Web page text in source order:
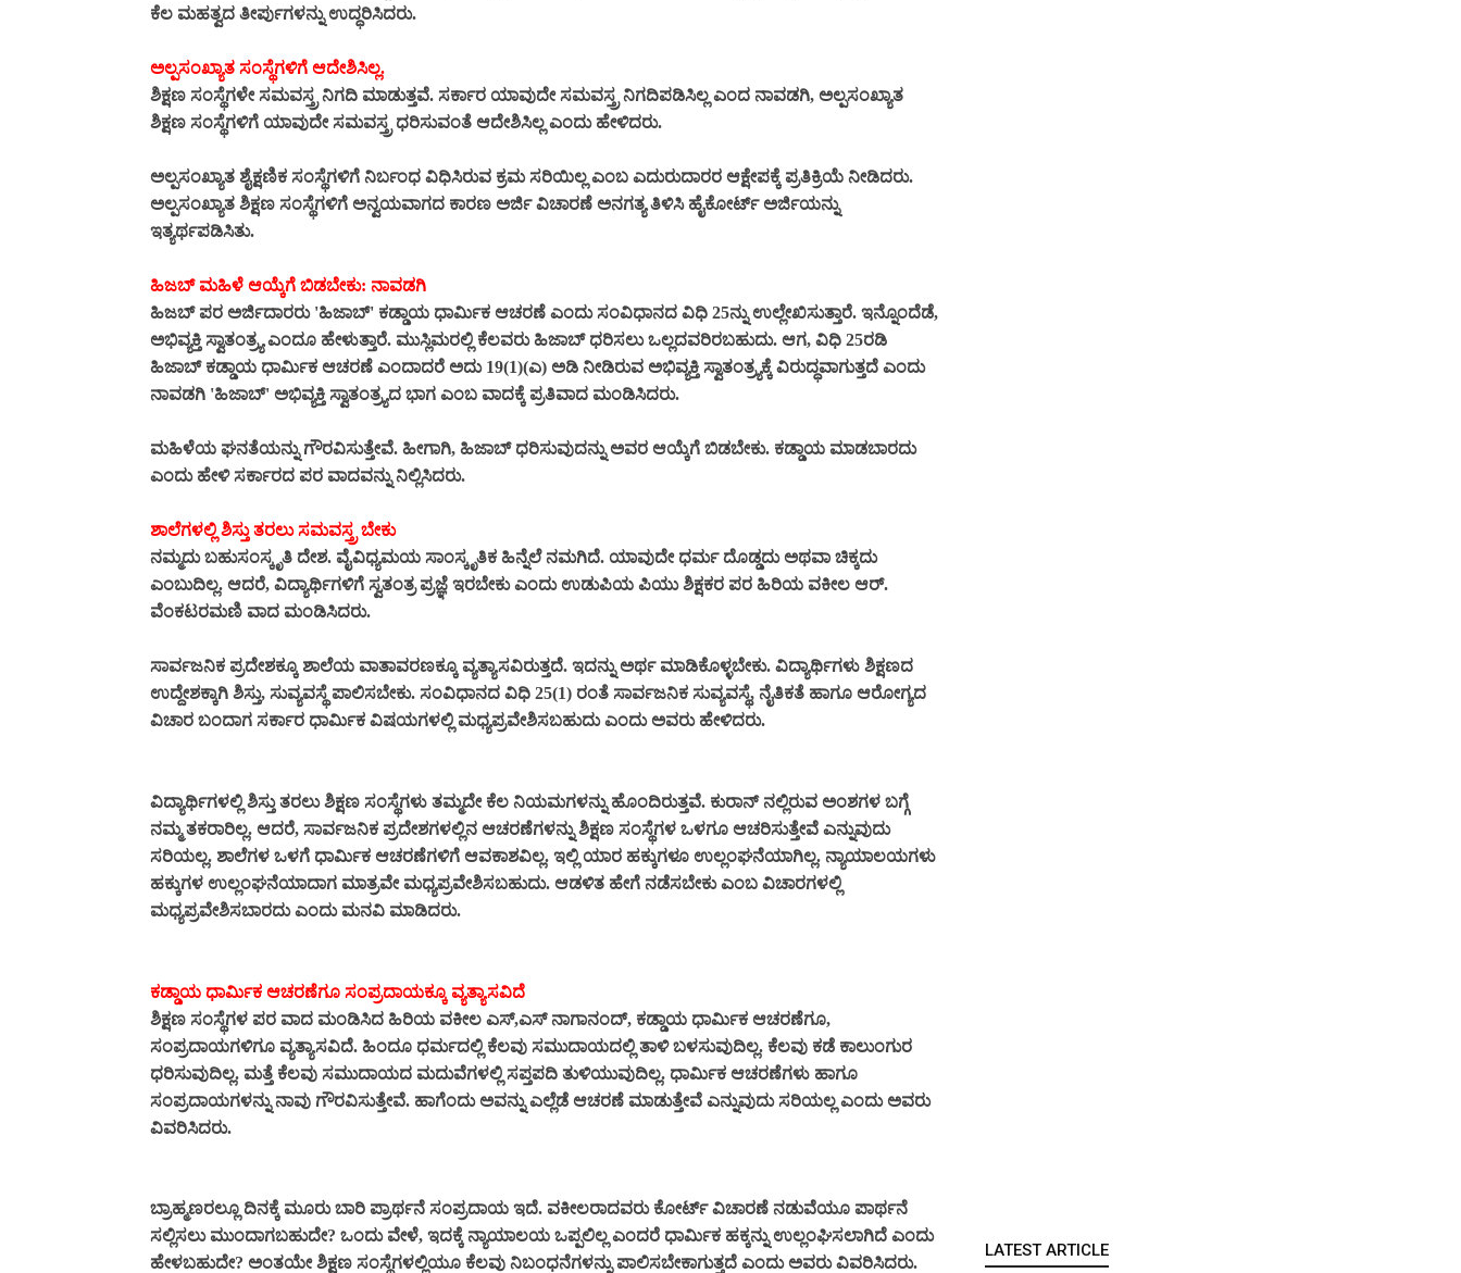
ಕೆಲ ಮಹತ್ವದ ತೀರ್ಪುಗಳನ್ನು ಉದ್ಧರಿಸಿದರು.
ಅಲ್ಪಸಂಖ್ಯಾತ ಸಂಸ್ಥೆಗಳಿಗೆ ಆದೇಶಿಸಿಲ್ಲ.
ಶಿಕ್ಷಣ ಸಂಸ್ಥೆಗಳೇ ಸಮವಸ್ತ್ರ ನಿಗದಿ ಮಾಡುತ್ತವೆ. ಸರ್ಕಾರ ಯಾವುದೇ ಸಮವಸ್ತ್ರ ನಿಗದಿಪಡಿಸಿಲ್ಲ ಎಂದ ನಾವಡಗಿ, ಅಲ್ಪಸಂಖ್ಯಾತ
ಶಿಕ್ಷಣ ಸಂಸ್ಥೆಗಳಿಗೆ ಯಾವುದೇ ಸಮವಸ್ತ್ರ ಧರಿಸುವಂತೆ ಆದೇಶಿಸಿಲ್ಲ ಎಂದು ಹೇಳಿದರು.
ಅಲ್ಪಸಂಖ್ಯಾತ ಶೈಕ್ಷಣಿಕ ಸಂಸ್ಥೆಗಳಿಗೆ ನಿರ್ಬಂಧ ವಿಧಿಸಿರುವ ಕ್ರಮ ಸರಿಯಿಲ್ಲ ಎಂಬ ಎದುರುದಾರರ ಆಕ್ಷೇಪಕ್ಕೆ ಪ್ರತಿಕ್ರಿಯೆ ನೀಡಿದರು.
ಅಲ್ಪಸಂಖ್ಯಾತ ಶಿಕ್ಷಣ ಸಂಸ್ಥೆಗಳಿಗೆ ಅನ್ವಯವಾಗದ ಕಾರಣ ಅರ್ಜಿ ವಿಚಾರಣೆ ಅನಗತ್ಯ ತಿಳಿಸಿ ಹೈಕೋರ್ಟ್ ಅರ್ಜಿಯನ್ನು
ಇತ್ಯರ್ಥಪಡಿಸಿತು.
ಹಿಜಬ್ ಮಹಿಳೆ ಆಯ್ಕೆಗೆ ಬಿಡಬೇಕು: ನಾವಡಗಿ
ಹಿಜಬ್ ಪರ ಅರ್ಜಿದಾರರು 'ಹಿಜಾಬ್' ಕಡ್ಡಾಯ ಧಾರ್ಮಿಕ ಆಚರಣೆ ಎಂದು ಸಂವಿಧಾನದ ವಿಧಿ 25ನ್ನು ಉಲ್ಲೇಖಿಸುತ್ತಾರೆ. ಇನ್ನೊಂದೆಡೆ,
ಅಭಿವ್ಯಕ್ತಿ ಸ್ವಾತಂತ್ರ್ಯ ಎಂದೂ ಹೇಳುತ್ತಾರೆ. ಮುಸ್ಲಿಮರಲ್ಲಿ ಕೆಲವರು ಹಿಜಾಬ್ ಧರಿಸಲು ಒಲ್ಲದವರಿರಬಹುದು. ಆಗ, ವಿಧಿ 25ರಡಿ
ಹಿಜಾಬ್ ಕಡ್ಡಾಯ ಧಾರ್ಮಿಕ ಆಚರಣೆ ಎಂದಾದರೆ ಅದು 19(1)(ಎ) ಅಡಿ ನೀಡಿರುವ ಅಭಿವ್ಯಕ್ತಿ ಸ್ವಾತಂತ್ರ್ಯಕ್ಕೆ ವಿರುದ್ಧವಾಗುತ್ತದೆ ಎಂದು
ನಾವಡಗಿ 'ಹಿಜಾಬ್' ಅಭಿವ್ಯಕ್ತಿ ಸ್ವಾತಂತ್ರ್ಯದ ಭಾಗ ಎಂಬ ವಾದಕ್ಕೆ ಪ್ರತಿವಾದ ಮಂಡಿಸಿದರು.
ಮಹಿಳೆಯ ಘನತೆಯನ್ನು ಗೌರವಿಸುತ್ತೇವೆ. ಹೀಗಾಗಿ, ಹಿಜಾಬ್ ಧರಿಸುವುದನ್ನು ಅವರ ಆಯ್ಕೆಗೆ ಬಿಡಬೇಕು. ಕಡ್ಡಾಯ ಮಾಡಬಾರದು
ಎಂದು ಹೇಳಿ ಸರ್ಕಾರದ ಪರ ವಾದವನ್ನು ನಿಲ್ಲಿಸಿದರು.
ಶಾಲೆಗಳಲ್ಲಿ ಶಿಸ್ತು ತರಲು ಸಮವಸ್ತ್ರ ಬೇಕು
ನಮ್ಮದು ಬಹುಸಂಸ್ಕೃತಿ ದೇಶ. ವೈವಿಧ್ಯಮಯ ಸಾಂಸ್ಕೃತಿಕ ಹಿನ್ನೆಲೆ ನಮಗಿದೆ. ಯಾವುದೇ ಧರ್ಮ ದೊಡ್ಡದು ಅಥವಾ ಚಿಕ್ಕದು
ಎಂಬುದಿಲ್ಲ. ಆದರೆ, ವಿದ್ಯಾರ್ಥಿಗಳಿಗೆ ಸ್ವತಂತ್ರ ಪ್ರಜ್ಞೆ ಇರಬೇಕು ಎಂದು ಉಡುಪಿಯ ಪಿಯು ಶಿಕ್ಷಕರ ಪರ ಹಿರಿಯ ವಕೀಲ ಆರ್.
ವೆಂಕಟರಮಣಿ ವಾದ ಮಂಡಿಸಿದರು.
ಸಾರ್ವಜನಿಕ ಪ್ರದೇಶಕ್ಕೂ ಶಾಲೆಯ ವಾತಾವರಣಕ್ಕೂ ವ್ಯತ್ಯಾಸವಿರುತ್ತದೆ. ಇದನ್ನು ಅರ್ಥ ಮಾಡಿಕೊಳ್ಳಬೇಕು. ವಿದ್ಯಾರ್ಥಿಗಳು ಶಿಕ್ಷಣದ
ಉದ್ದೇಶಕ್ಕಾಗಿ ಶಿಸ್ತು, ಸುವ್ಯವಸ್ಥೆ ಪಾಲಿಸಬೇಕು. ಸಂವಿಧಾನದ ವಿಧಿ 25(1) ರಂತೆ ಸಾರ್ವಜನಿಕ ಸುವ್ಯವಸ್ಥೆ, ನೈತಿಕತೆ ಹಾಗೂ ಆರೋಗ್ಯದ
ವಿಚಾರ ಬಂದಾಗ ಸರ್ಕಾರ ಧಾರ್ಮಿಕ ವಿಷಯಗಳಲ್ಲಿ ಮಧ್ಯಪ್ರವೇಶಿಸಬಹುದು ಎಂದು ಅವರು ಹೇಳಿದರು.
ವಿದ್ಯಾರ್ಥಿಗಳಲ್ಲಿ ಶಿಸ್ತು ತರಲು ಶಿಕ್ಷಣ ಸಂಸ್ಥೆಗಳು ತಮ್ಮದೇ ಕೆಲ ನಿಯಮಗಳನ್ನು ಹೊಂದಿರುತ್ತವೆ. ಕುರಾನ್ ನಲ್ಲಿರುವ ಅಂಶಗಳ ಬಗ್ಗೆ
ನಮ್ಮ ತಕರಾರಿಲ್ಲ. ಆದರೆ, ಸಾರ್ವಜನಿಕ ಪ್ರದೇಶಗಳಲ್ಲಿನ ಆಚರಣೆಗಳನ್ನು ಶಿಕ್ಷಣ ಸಂಸ್ಥೆಗಳ ಒಳಗೂ ಆಚರಿಸುತ್ತೇವೆ ಎನ್ನುವುದು
ಸರಿಯಲ್ಲ. ಶಾಲೆಗಳ ಒಳಗೆ ಧಾರ್ಮಿಕ ಆಚರಣೆಗಳಿಗೆ ಆವಕಾಶವಿಲ್ಲ. ಇಲ್ಲಿ ಯಾರ ಹಕ್ಕುಗಳೂ ಉಲ್ಲಂಘನೆಯಾಗಿಲ್ಲ. ನ್ಯಾಯಾಲಯಗಳು
ಹಕ್ಕುಗಳ ಉಲ್ಲಂಘನೆಯಾದಾಗ ಮಾತ್ರವೇ ಮಧ್ಯಪ್ರವೇಶಿಸಬಹುದು. ಆಡಳಿತ ಹೇಗೆ ನಡೆಸಬೇಕು ಎಂಬ ವಿಚಾರಗಳಲ್ಲಿ
ಮಧ್ಯಪ್ರವೇಶಿಸಬಾರದು ಎಂದು ಮನವಿ ಮಾಡಿದರು.
ಕಡ್ಡಾಯ ಧಾರ್ಮಿಕ ಆಚರಣೆಗೂ ಸಂಪ್ರದಾಯಕ್ಕೂ ವ್ಯತ್ಯಾಸವಿದೆ
ಶಿಕ್ಷಣ ಸಂಸ್ಥೆಗಳ ಪರ ವಾದ ಮಂಡಿಸಿದ ಹಿರಿಯ ವಕೀಲ ಎಸ್,ಎಸ್ ನಾಗಾನಂದ್, ಕಡ್ಡಾಯ ಧಾರ್ಮಿಕ ಆಚರಣೆಗೂ,
ಸಂಪ್ರದಾಯಗಳಿಗೂ ವ್ಯತ್ಯಾಸವಿದೆ. ಹಿಂದೂ ಧರ್ಮದಲ್ಲಿ ಕೆಲವು ಸಮುದಾಯದಲ್ಲಿ ತಾಳಿ ಬಳಸುವುದಿಲ್ಲ. ಕೆಲವು ಕಡೆ ಕಾಲುಂಗುರ
ಧರಿಸುವುದಿಲ್ಲ. ಮತ್ತೆ ಕೆಲವು ಸಮುದಾಯದ ಮದುವೆಗಳಲ್ಲಿ ಸಪ್ತಪದಿ ತುಳಿಯುವುದಿಲ್ಲ. ಧಾರ್ಮಿಕ ಆಚರಣೆಗಳು ಹಾಗೂ
ಸಂಪ್ರದಾಯಗಳನ್ನು ನಾವು ಗೌರವಿಸುತ್ತೇವೆ. ಹಾಗೆಂದು ಅವನ್ನು ಎಲ್ಲೆಡೆ ಆಚರಣೆ ಮಾಡುತ್ತೇವೆ ಎನ್ನುವುದು ಸರಿಯಲ್ಲ ಎಂದು ಅವರು
ವಿವರಿಸಿದರು.
ಬ್ರಾಹ್ಮಣರಲ್ಲೂ ದಿನಕ್ಕೆ ಮೂರು ಬಾರಿ ಪ್ರಾರ್ಥನೆ ಸಂಪ್ರದಾಯ ಇದೆ. ವಕೀಲರಾದವರು ಕೋರ್ಟ್ ವಿಚಾರಣೆ ನಡುವೆಯೂ ಪಾರ್ಥನೆ
ಸಲ್ಲಿಸಲು ಮುಂದಾಗಬಹುದೇ? ಒಂದು ವೇಳೆ, ಇದಕ್ಕೆ ನ್ಯಾಯಾಲಯ ಒಪ್ಪಲಿಲ್ಲ ಎಂದರೆ ಧಾರ್ಮಿಕ ಹಕ್ಕನ್ನು ಉಲ್ಲಂಘಿಸಲಾಗಿದೆ ಎಂದು
ಹೇಳಬಹುದೇ? ಅಂತಯೇ ಶಿಕ್ಷಣ ಸಂಸ್ಥೆಗಳಲ್ಲಿಯೂ ಕೆಲವು ನಿಬಂಧನೆಗಳನ್ನು ಪಾಲಿಸಬೇಕಾಗುತ್ತದೆ ಎಂದು ಅವರು ವಿವರಿಸಿದರು.
LATEST ARTICLE